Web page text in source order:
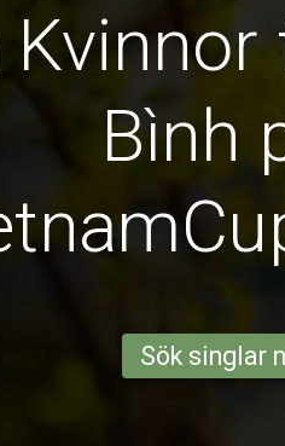
Bình
Sök singlar